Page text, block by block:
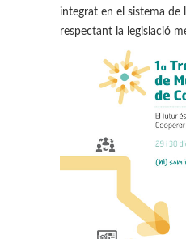
integrat en el sistema de
respectant la legislació